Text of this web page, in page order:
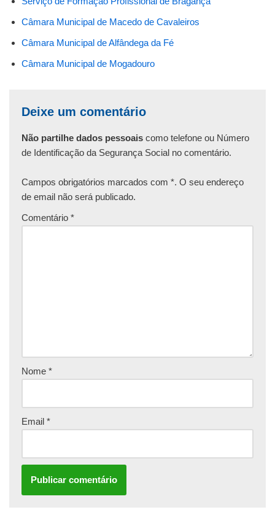
Câmara Municipal de Macedo de Cavaleiros
Câmara Municipal de Alfândega da Fé
Câmara Municipal de Mogadouro
Deixe um comentário
Não partilhe dados pessoais como telefone ou Número
de Identificação da Segurança Social no comentário.
Campos obrigatórios marcados com *. O seu endereço
de email não será publicado.
Comentário *
Nome *
Email *